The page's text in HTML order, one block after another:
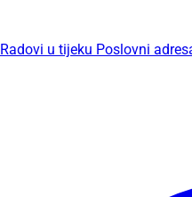
Radovi u tijeku Poslovni